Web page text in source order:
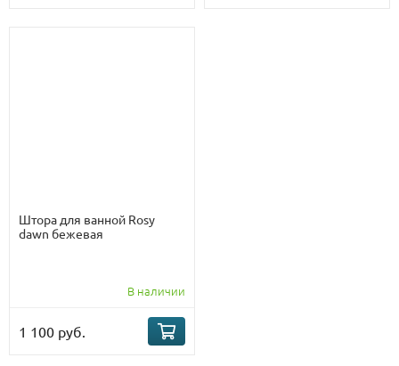
Штора для ванной Rosy
dawn бежевая
В наличии
1 100 руб.